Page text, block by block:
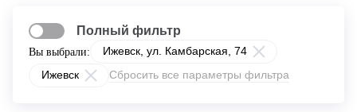
Вы выбрали:
Ижевск, ул. Камбарская, 74
Ижевск
Сбросить все параметры фильтра
Полный фильтр